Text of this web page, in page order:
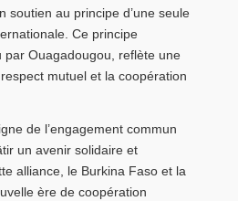
soutien au principe d’une seule
Ce principe
par Ouagadougou, reflète une
mutuel et la coopération
de l’engagement commun
un avenir solidaire et
alliance, le Burkina Faso et la
ère de coopération